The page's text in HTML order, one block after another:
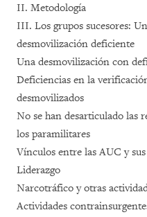
II. Metodología
III. Los grupos sucesores:
desmovilización deficiente
Una desmovilización con
Deficiencias en la
desmovilizados
No se han desarticulado las
los paramilitares
Vínculos entre las AUC y sus
Liderazgo
Narcotráfico y otras
Actividades